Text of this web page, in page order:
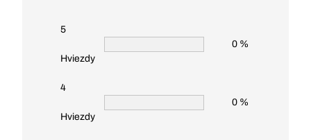
5
Hviezdy
0 %
4
Hviezdy
0 %